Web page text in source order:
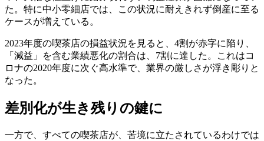
た。特に中小零細店では、この状況に耐えきれず倒産に至る
ケースが増えている。
2023年度の喫茶店の損益状況を見ると、4割が赤字に陥り、
「減益」を含む業績悪化の割合は、7割に達した。これはコ
ロナの2020年度に次ぐ高水準で、業界の厳しさが浮き彫りと
なった。
差別化が生き残りの鍵に
一方で、すべての喫茶店が、苦境に立たされているわけでは